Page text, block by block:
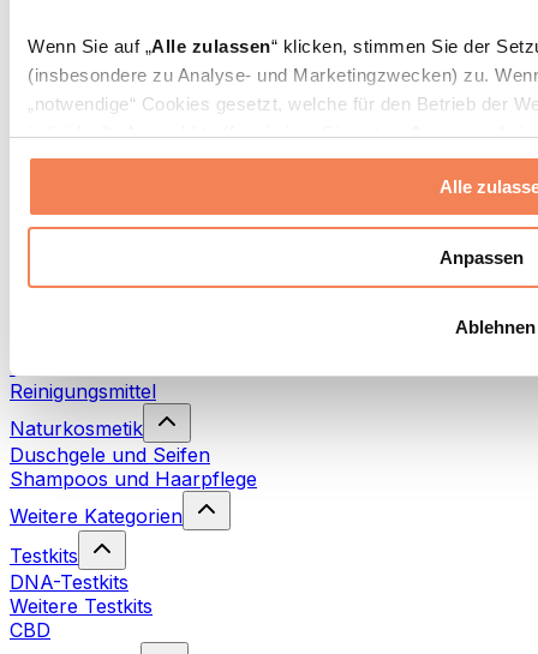
Wenn Sie auf „Alle zulassen“ klicken, stimmen Sie der
(insbesondere zu Analyse- und Marketingzwecken) zu.
„notwendige“ Cookies gesetzt, welche für den Betrieb der
individuelle Auswahl treffen, indem Sie unter „Anpassen“
erlauben“ klicken.
Weitere Informationen über die Verarbeitung Ihrer Daten
Datenschutzerklärung
Alle
Anpassen
Ablehnen
Zubehör nach Aktivität
Laufen
Kampfsport
Yoga & Pilates
Wandern
Rotlichttherapie
Waschmittel
Reinigungsmittel
Naturkosmetik
Duschgele und Seifen
Shampoos und Haarpflege
Weitere Kategorien
Testkits
DNA-Testkits
Weitere Testkits
CBD